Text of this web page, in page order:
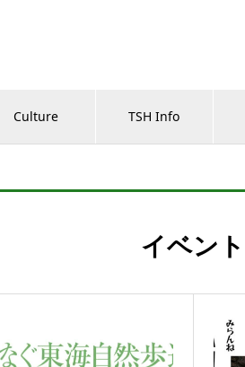
Culture TSH Info
イベント